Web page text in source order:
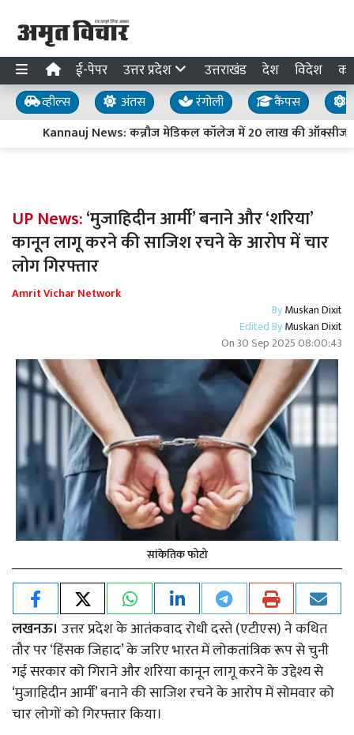
ई-पेपर उत्तर प्रदेश उत्तराखंड देश विदेश
व्हील्स अंतस रंगोली कैंपस
Kannauj News: कन्नौज मेडिकल कॉलेज में 20 लाख की ऑक्सीजन
UP News:‘मुजाहिदीन आर्मी’ बनाने और ‘शरिया’
कानून लागू करने की साजिश रचने के आरोप में चार
लोग गिरफ्तार
Amrit Vichar Network
ByMuskan Dixit
Edited ByMuskan Dixit
On30 Sep 2025 08:00:43
सांकेतिक फोटो
लखनऊ। उत्तर प्रदेश के आतंकवाद रोधी दस्ते (एटीएस) ने कथित
तौर पर ‘हिंसक जिहाद’ के जरिए भारत में लोकतांत्रिक रूप से चुनी
गई सरकार को गिराने और शरिया कानून लागू करने के उद्देश्य से
‘मुजाहिदीन आर्मी’ बनाने की साजिश रचने के आरोप में सोमवार को
चार लोगों को गिरफ्तार किया।